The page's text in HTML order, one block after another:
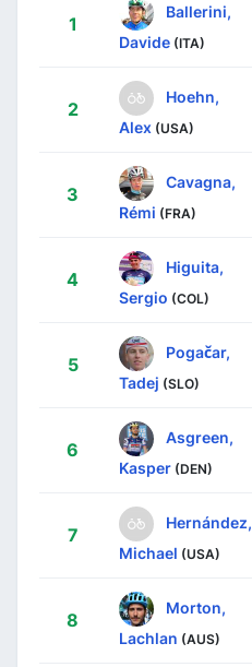
1
Ballerini,
Davide (ITA)
2
Hoehn,
Alex (USA)
3
Cavagna,
Rémi (FRA)
4
Higuita,
Sergio (COL)
5
Pogačar,
Tadej (SLO)
6
Asgreen,
Kasper (DEN)
7
Hernández,
Michael (USA)
8
Morton,
Lachlan (AUS)